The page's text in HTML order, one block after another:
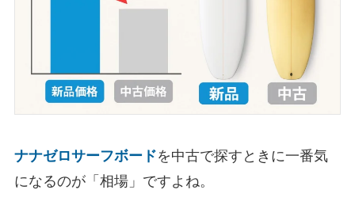
ナナゼロサーフボードを中古で探すときに一番気
になるのが「相場」ですよね。